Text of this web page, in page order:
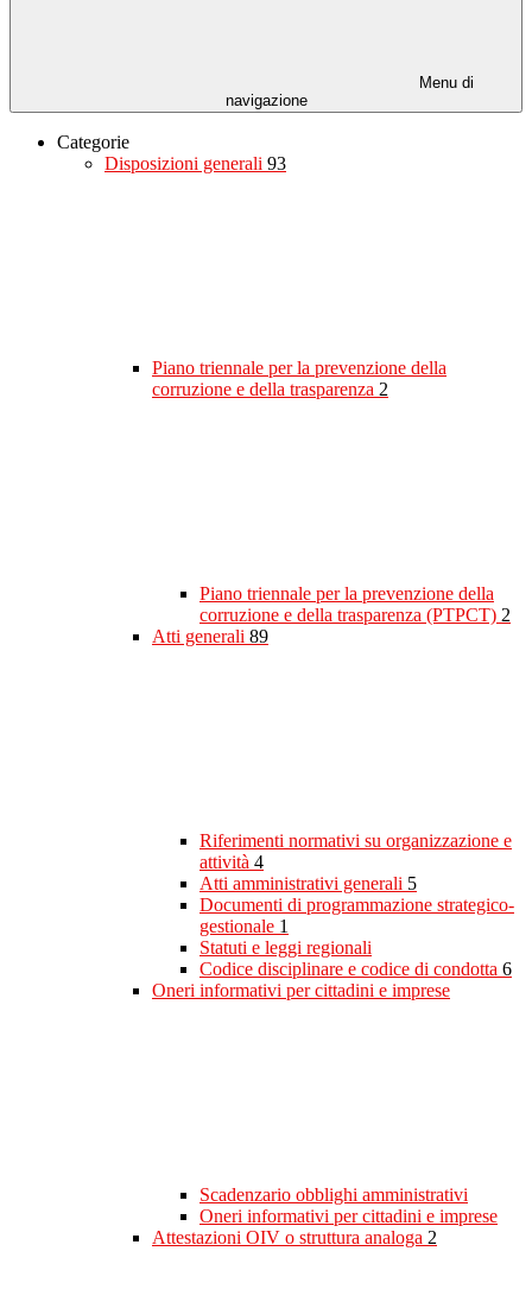
Menu di
navigazione
Categorie
Disposizioni generali 93
Piano triennale per la prevenzione della
corruzione e della trasparenza 2
Piano triennale per la prevenzione della
corruzione e della trasparenza (PTPCT) 2
Atti generali 89
Riferimenti normativi su organizzazione e
attività 4
Atti amministrativi generali 5
Documenti di programmazione strategico-
gestionale 1
Statuti e leggi regionali
Codice disciplinare e codice di condotta 6
Oneri informativi per cittadini e imprese
Scadenzario obblighi amministrativi
Oneri informativi per cittadini e imprese
Attestazioni OIV o struttura analoga 2